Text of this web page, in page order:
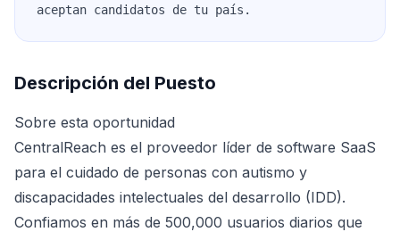
aceptan candidatos de tu país.
Descripción del Puesto
Sobre esta oportunidad
CentralReach es el proveedor líder de software SaaS
para el cuidado de personas con autismo y
discapacidades intelectuales del desarrollo (IDD).
Confiamos en más de 500,000 usuarios diarios que